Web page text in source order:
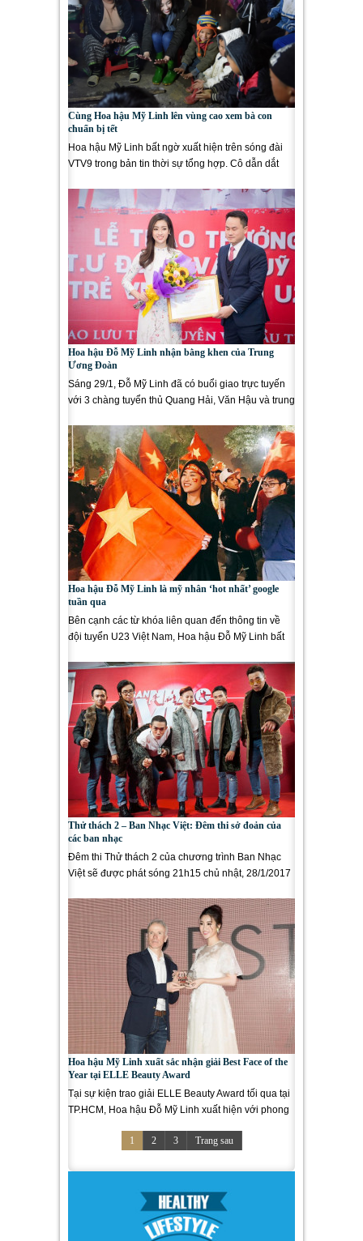
Cùng Hoa hậu Mỹ Linh lên vùng cao xem bà con
chuẩn bị tết
Hoa hậu Mỹ Linh bất ngờ xuất hiện trên sóng đài
VTV9 trong bản tin thời sự tổng hợp. Cô dẫn dắt
Hoa hậu Đỗ Mỹ Linh nhận bằng khen của Trung
Ương Đoàn
Sáng 29/1, Đỗ Mỹ Linh đã có buổi giao trực tuyến
với 3 chàng tuyển thủ Quang Hải, Văn Hậu và trung
Hoa hậu Đỗ Mỹ Linh là mỹ nhân ‘hot nhất’ google
tuần qua
Bên cạnh các từ khóa liên quan đến thông tin về
đội tuyển U23 Việt Nam, Hoa hậu Đỗ Mỹ Linh bất
Thử thách 2 – Ban Nhạc Việt: Đêm thi sở đoản của
các ban nhạc
Đêm thi Thử thách 2 của chương trình Ban Nhạc
Việt sẽ được phát sóng 21h15 chủ nhật, 28/1/2017
Hoa hậu Mỹ Linh xuất sắc nhận giải Best Face of the
Year tại ELLE Beauty Award
Tại sự kiện trao giải ELLE Beauty Award tối qua tại
TP.HCM, Hoa hậu Đỗ Mỹ Linh xuất hiện với phong
1
2 3 Trang sau